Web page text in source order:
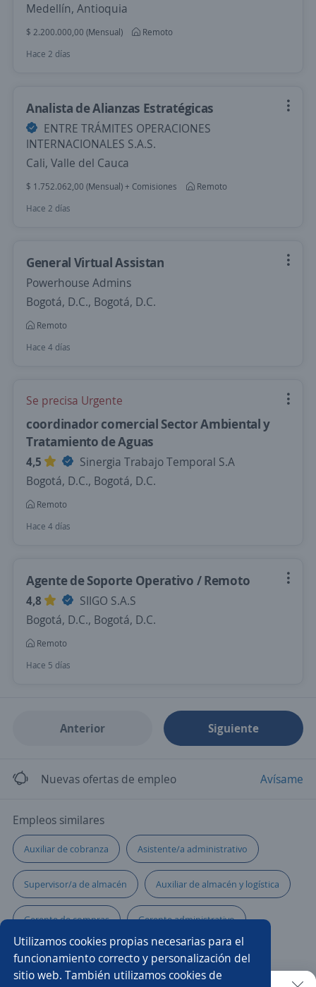
Utilizamos cookies propias necesarias para el
funcionamiento correcto y personalización del
sitio web. También utilizamos cookies de
Medellín, Antioquia
$ 2.200.000,00 (Mensual)
Remoto
Hace 2 días
Analista de Alianzas Estratégicas
ENTRE TRÁMITES OPERACIONES
INTERNACIONALES S.A.S.
Cali, Valle del Cauca
$ 1.752.062,00 (Mensual) + Comisiones
Remoto
Hace 2 días
General Virtual Assistan
Powerhouse Admins
Bogotá, D.C., Bogotá, D.C.
Remoto
Hace 4 días
Se precisa Urgente
coordinador comercial Sector Ambiental y
Tratamiento de Aguas
4,5
Sinergia Trabajo Temporal S.A
Bogotá, D.C., Bogotá, D.C.
Remoto
Hace 4 días
Agente de Soporte Operativo / Remoto
4,8
SIIGO S.A.S
Bogotá, D.C., Bogotá, D.C.
Remoto
Hace 5 días
Anterior Siguiente
Nuevas ofertas de empleo Avísame
Empleos similares
Auxiliar de cobranza Asistente/a administrativo
Supervisor/a de almacén Auxiliar de almacén y logística
Gerente de compras Gerente administrativo
Controlador/a de tráfico